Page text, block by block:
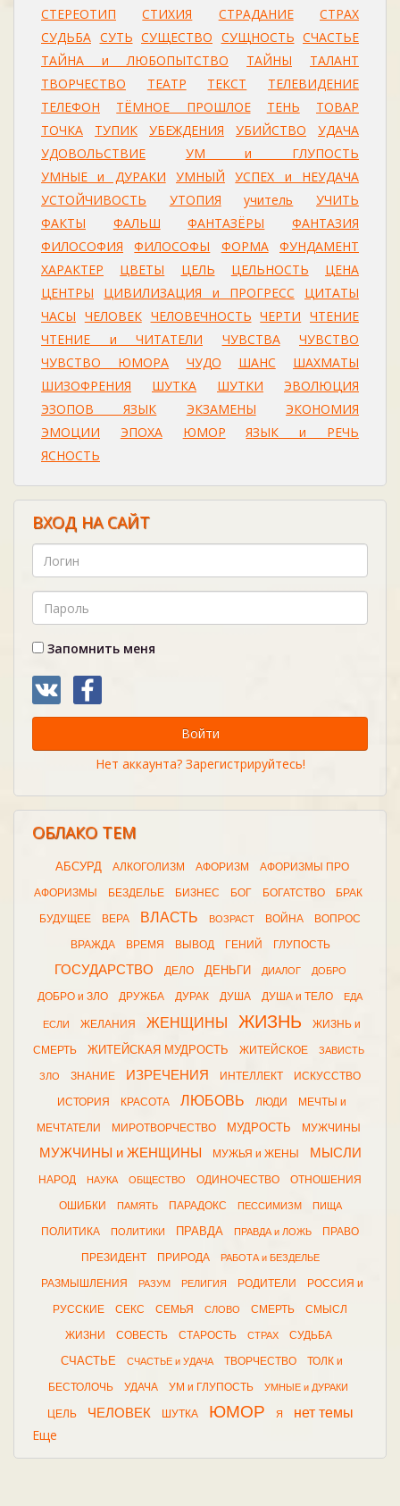
СТЕРЕОТИП
СТИХИЯ СТРАДАНИЕ
СТРАХ
СУДЬБА СУТЬ СУЩЕСТВО СУЩНОСТЬ СЧАСТЬЕ
ТАЙНА и ЛЮБОПЫТСТВО
ТАЙНЫ
ТАЛАНТ
ТВОРЧЕСТВО
ТЕАТР ТЕКСТ
ТЕЛЕВИДЕНИЕ
ТЕЛЕФОН
ТЁМНОЕ ПРОШЛОЕ ТЕНЬ
ТОВАР
ТОЧКА
ТУПИК УБЕЖДЕНИЯ УБИЙСТВО
УДАЧА
УДОВОЛЬСТВИЕ
УМ и ГЛУПОСТЬ
УМНЫЕ и ДУРАКИ
УМНЫЙ
УСПЕХ и НЕУДАЧА
УСТОЙЧИВОСТЬ
УТОПИЯ учитель
УЧИТЬ
ФАКТЫ
ФАЛЬШ ФАНТАЗЁРЫ
ФАНТАЗИЯ
ФИЛОСОФИЯ
ФИЛОСОФЫ ФОРМА
ФУНДАМЕНТ
ХАРАКТЕР
ЦВЕТЫ ЦЕЛЬ ЦЕЛЬНОСТЬ
ЦЕНА
ЦЕНТРЫ
ЦИВИЛИЗАЦИЯ и ПРОГРЕСС
ЦИТАТЫ
ЧАСЫ ЧЕЛОВЕК ЧЕЛОВЕЧНОСТЬ ЧЕРТИ ЧТЕНИЕ
ЧТЕНИЕ и ЧИТАТЕЛИ
ЧУВСТВА
ЧУВСТВО
ЧУВСТВО ЮМОРА
ЧУДО ШАНС
ШАХМАТЫ
ШИЗОФРЕНИЯ
ШУТКА ШУТКИ
ЭВОЛЮЦИЯ
ЭЗОПОВ ЯЗЫК
ЭКЗАМЕНЫ
ЭКОНОМИЯ
ЭМОЦИИ
ЭПОХА ЮМОР
ЯЗЫК и РЕЧЬ
ЯСНОСТЬ
ВХОД НА САЙТ
Запомнить меня
Войти
Нет аккаунта? Зарегистрируйтесь!
ОБЛАКО ТЕМ
АБСУРД АЛКОГОЛИЗМ АФОРИЗМ АФОРИЗМЫ ПРО
АФОРИЗМЫ БЕЗДЕЛЬЕ БИЗНЕС БОГ БОГАТСТВО БРАК
БУДУЩЕЕ ВЕРА ВЛАСТЬ ВОЗРАСТ ВОЙНА ВОПРОС
ВРАЖДА ВРЕМЯ ВЫВОД ГЕНИЙ ГЛУПОСТЬ
ГОСУДАРСТВО ДЕЛО ДЕНЬГИ ДИАЛОГ ДОБРО
ДОБРО и ЗЛО ДРУЖБА ДУРАК ДУША ДУША и ТЕЛО ЕДА
ЕСЛИ ЖЕЛАНИЯ ЖЕНЩИНЫ ЖИЗНЬ ЖИЗНЬ и
СМЕРТЬ ЖИТЕЙСКАЯ МУДРОСТЬ ЖИТЕЙСКОЕ ЗАВИСТЬ
ЗЛО ЗНАНИЕ ИЗРЕЧЕНИЯ ИНТЕЛЛЕКТ ИСКУССТВО
ИСТОРИЯ КРАСОТА ЛЮБОВЬ ЛЮДИ МЕЧТЫ и
МЕЧТАТЕЛИ МИРОТВОРЧЕСТВО МУДРОСТЬ МУЖЧИНЫ
МУЖЧИНЫ и ЖЕНЩИНЫ МУЖЬЯ и ЖЕНЫ МЫСЛИ
НАРОД НАУКА ОБЩЕСТВО ОДИНОЧЕСТВО ОТНОШЕНИЯ
ОШИБКИ ПАМЯТЬ ПАРАДОКС ПЕССИМИЗМ ПИЩА
ПОЛИТИКА ПОЛИТИКИ ПРАВДА ПРАВДА и ЛОЖЬ ПРАВО
ПРЕЗИДЕНТ ПРИРОДА РАБОТА и БЕЗДЕЛЬЕ
РАЗМЫШЛЕНИЯ РАЗУМ РЕЛИГИЯ РОДИТЕЛИ РОССИЯ и
РУССКИЕ СЕКС СЕМЬЯ СЛОВО СМЕРТЬ СМЫСЛ
ЖИЗНИ СОВЕСТЬ СТАРОСТЬ СТРАХ СУДЬБА
СЧАСТЬЕ СЧАСТЬЕ и УДАЧА ТВОРЧЕСТВО ТОЛК и
БЕСТОЛОЧЬ УДАЧА УМ и ГЛУПОСТЬ УМНЫЕ и ДУРАКИ
ЦЕЛЬ ЧЕЛОВЕК ШУТКА ЮМОР Я нет темы
Еще